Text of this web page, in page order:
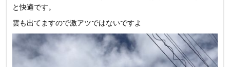
と快適です。
雲も出てますので激アツではないですよ